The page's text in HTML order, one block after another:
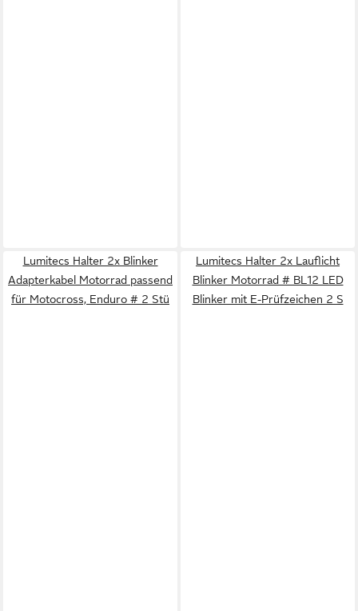
Lumitecs Halter 2x Blinker
Adapterkabel Motorrad passend
für Motocross, Enduro # 2 Stü
Lumitecs Halter 2x Lauflicht
Blinker Motorrad # BL12 LED
Blinker mit E-Prüfzeichen 2 S